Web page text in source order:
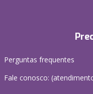
Perguntas frequentes
Fale conosco: